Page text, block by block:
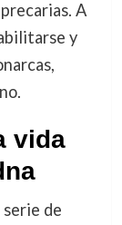
A
y
vida
de